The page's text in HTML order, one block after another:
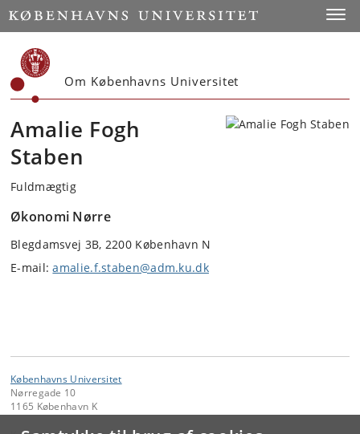
Start
Om Københavns Universitet
Amalie Fogh
Staben
Fuldmægtig
Økonomi Nørre
Blegdamsvej 3B, 2200 København N
E-mail:amalie.f.staben@adm.ku.dk
Københavns Universitet
Nørregade 10
1165 København K